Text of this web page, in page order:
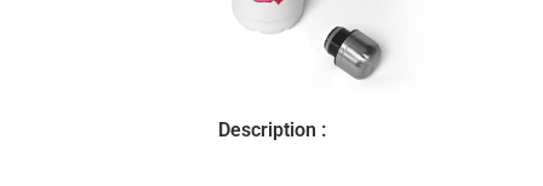
Description :